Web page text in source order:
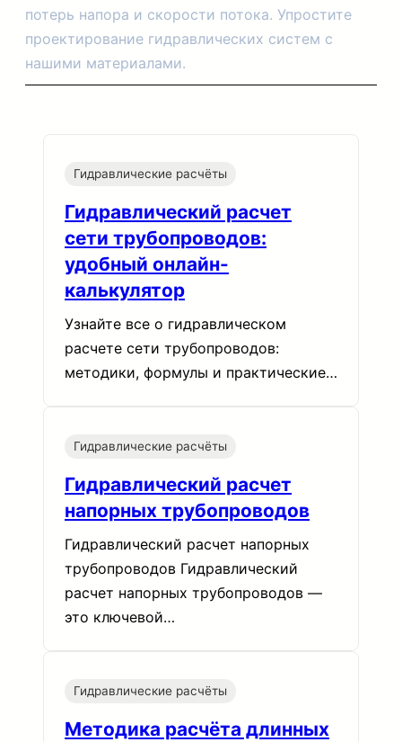
потерь напора и скорости потока. Упростите
проектирование гидравлических систем с
нашими материалами.
Гидравлические расчёты
Гидравлический расчет
сети трубопроводов:
удобный онлайн-
калькулятор
Узнайте все о гидравлическом
расчете сети трубопроводов:
методики, формулы и практические…
Гидравлические расчёты
Гидравлический расчет
напорных трубопроводов
Гидравлический расчет напорных
трубопроводов Гидравлический
расчет напорных трубопроводов —
это ключевой…
Гидравлические расчёты
Методика расчёта длинных